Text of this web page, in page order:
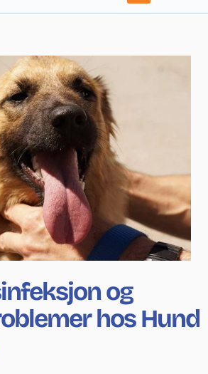
og
hos Hund